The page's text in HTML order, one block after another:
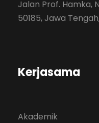
Jalan Prof. Hamka,
50185, Jawa
Kerjasama
Akademik